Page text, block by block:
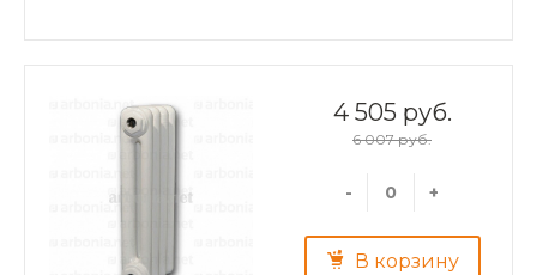
4 505 руб.
6 007 руб.
- +
В корзину